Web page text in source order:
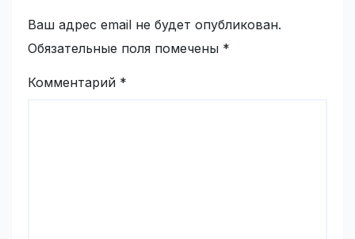
Ваш адрес email не будет опубликован.
Обязательные поля помечены *
Комментарий *